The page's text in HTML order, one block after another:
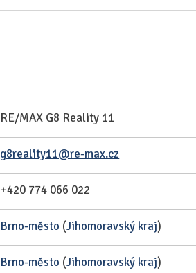
RE/MAX G8 Reality 11
g8reality11@re-max.cz
+420 774 066 022
Brno-město (Jihomoravský kraj)
Brno-město (Jihomoravský kraj)